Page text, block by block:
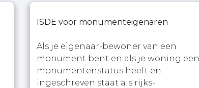
ISDE voor monumenteigenaren
Als je eigenaar-bewoner van een
monument bent en als je woning een
monumentenstatus heeft en
ingeschreven staat als rijks-